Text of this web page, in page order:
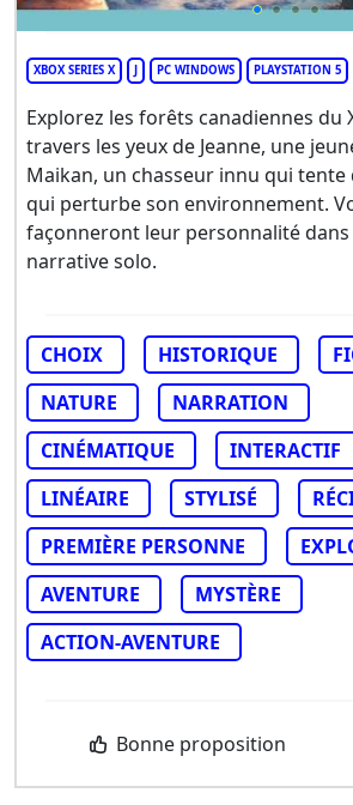
XBOX SERIES X J PC WINDOWS PLAYSTATION 5
Explorez les forêts canadiennes du
travers les yeux de Jeanne, une
Maikan, un chasseur innu qui tente
qui perturbe son environnement.
façonneront leur personnalité
narrative solo.
CHOIX HISTORIQUE
NATURE
NARRATION
CINÉMATIQUE
INTERACTIF
LINÉAIRE
STYLISÉ
PREMIÈRE PERSONNE
AVENTURE
MYSTÈRE
ACTION-AVENTURE
Bonne proposition